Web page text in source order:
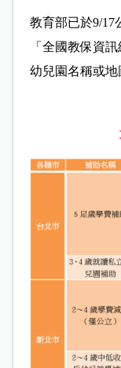
教育部已於9/17
「全國教保資
幼兒園名稱或